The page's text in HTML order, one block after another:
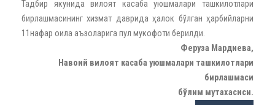
Тадбир якунида вилоят касаба уюшмалари ташкилотлари
бирлашмасининг хизмат даврида ҳалок бўлган ҳарбийларни
11нафар оила аъзоларига пул мукофоти берилди.
Феруза Мардиева,
Навоий вилоят касаба уюшмалари ташкилотлари
бирлашмаси
бўлим мутахасиси.